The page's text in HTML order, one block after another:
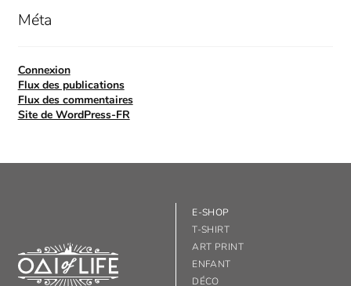
Méta
Connexion
Flux des publications
Flux des commentaires
Site de WordPress-FR
E-SHOP
T-SHIRT
ART PRINT
ENFANT
DÉCO